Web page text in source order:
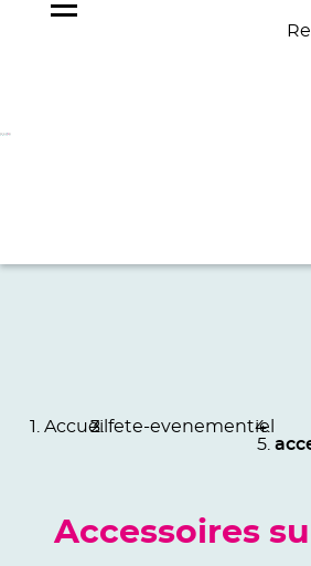
Accueil fete-evenementiel
Accessoires